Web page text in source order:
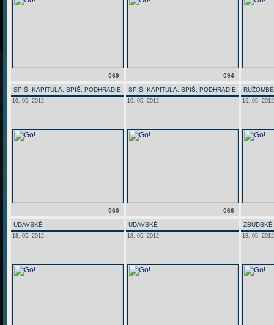
069 094
SPIŠ. KAPITULA, SPIŠ. PODHRADIE
10. 05. 2012
060
SPIŠ. KAPITULA, SPIŠ. PODHRADIE
10. 05. 2012
066
16. 05. 2012
UDAVSKÉ
18. 05. 2012
UDAVSKÉ
18. 05. 2012
ZBUDSKÉ
18. 05. 2012